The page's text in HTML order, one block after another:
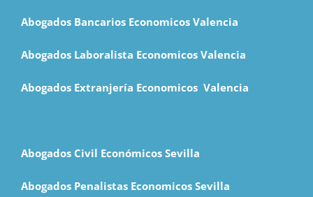
Abogados Bancarios Economicos Valencia
Abogados Laboralista Economicos Valencia
Abogados Extranjería Economicos Valencia
Abogados Civil Económicos Sevilla
Abogados Penalistas Economicos Sevilla